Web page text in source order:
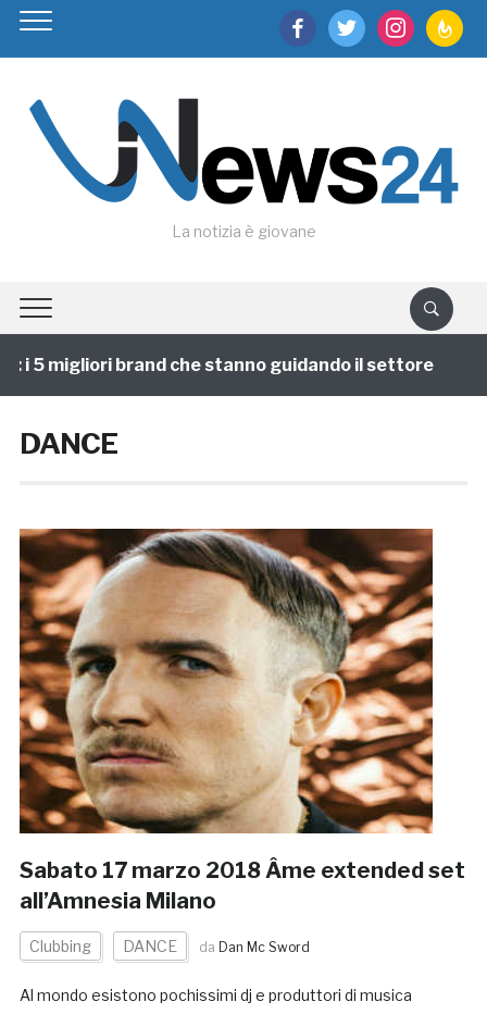
facebooktwitter instagram
La notizia è giovane
5 migliori brand che stanno guidando il settore
DANCE
Sabato 17 marzo 2018 Âme extended set
all’Amnesia Milano
Clubbing DANCE da Dan Mc Sword
Al mondo esistono pochissimi dj e produttori di musica